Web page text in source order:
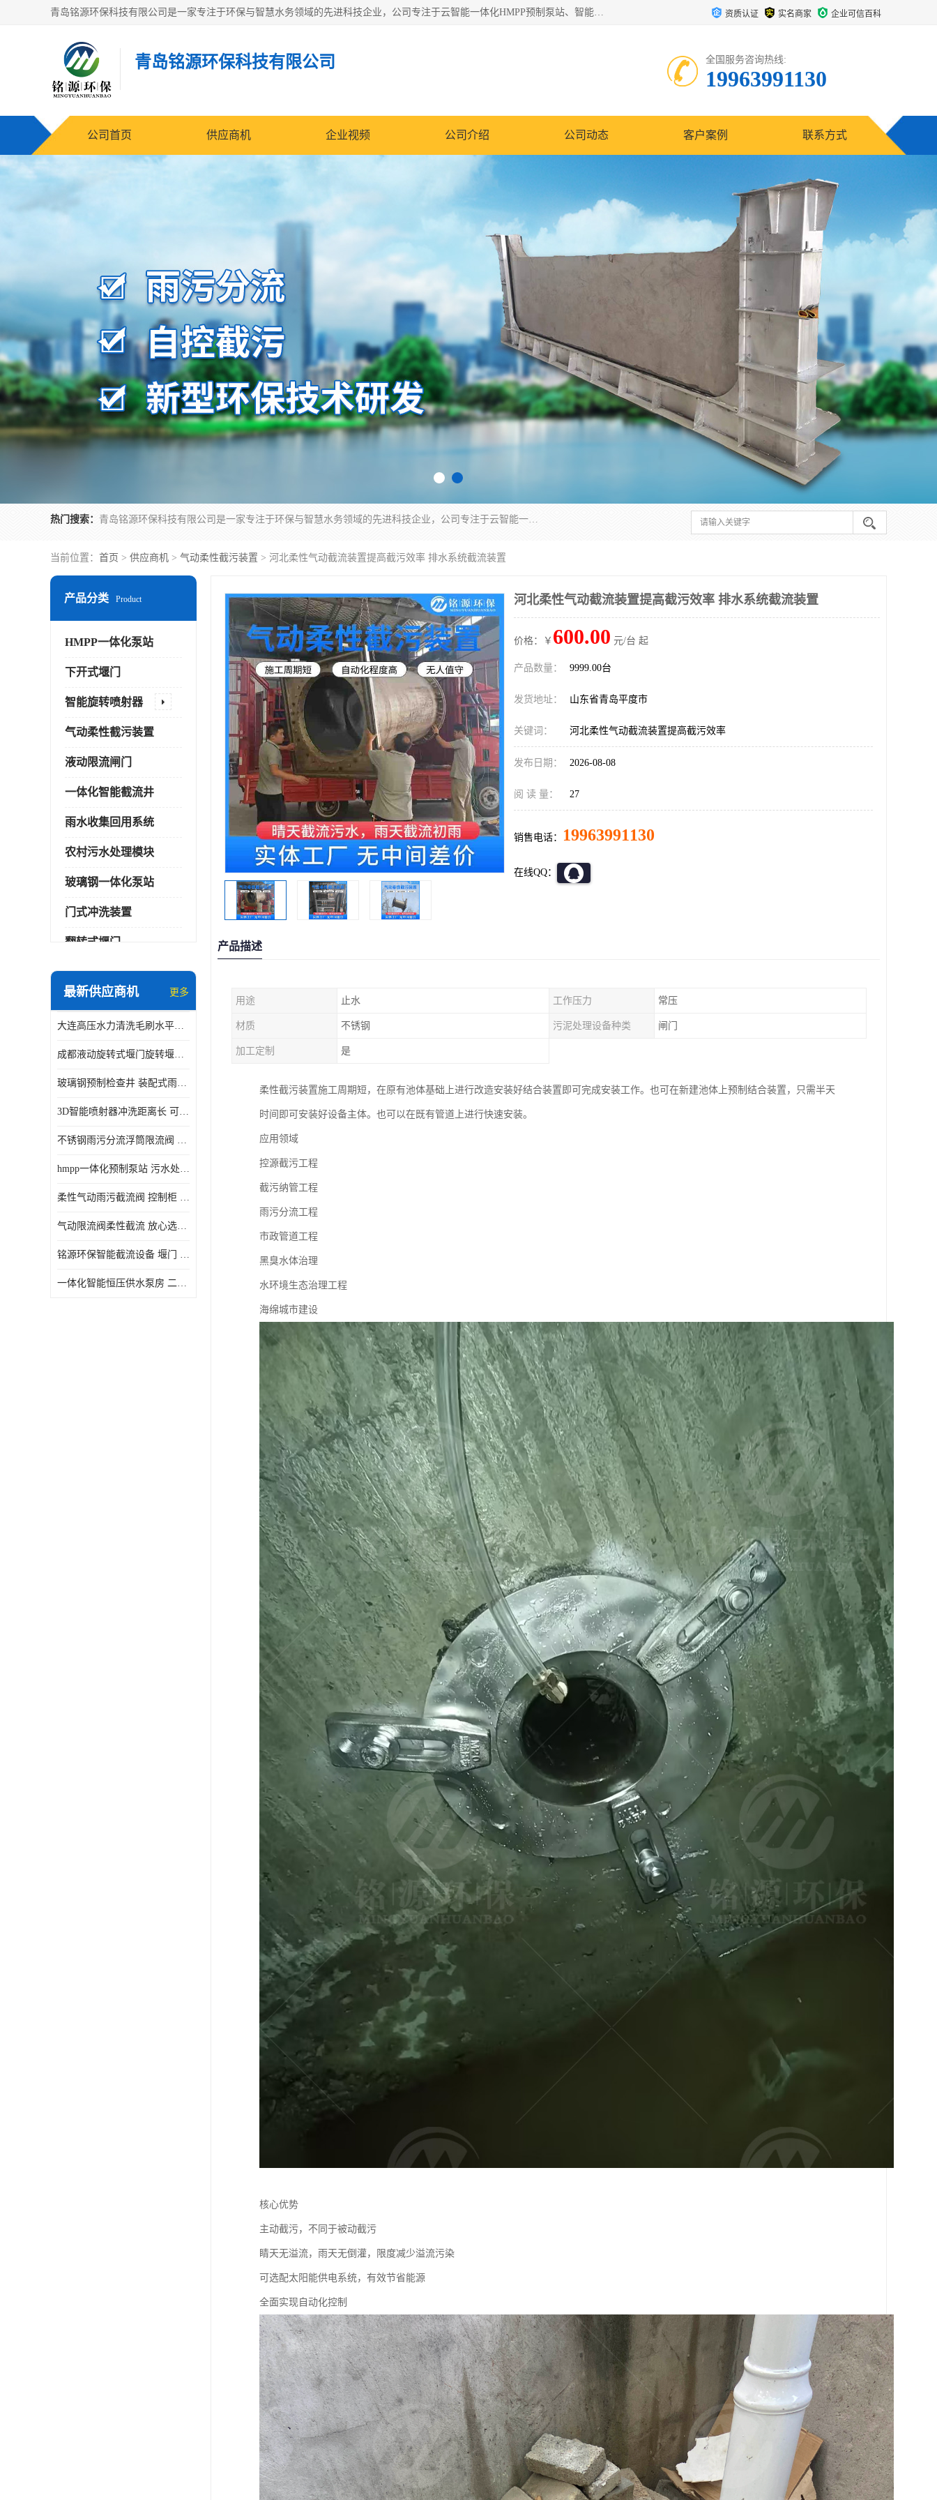
青岛铭源环保科技有限公司是一家专注于环保与智慧水务领域的先进科技企业，公司专注于云智能一体化HMPP预制泵站、智能截流井设备、调蓄池雨洪管理设备、水务循环利用、云智慧水务开发及新型环保技术研发等领域。 资质认证 实名商家 企业可信百科
青岛铭源环保科技有限公司 全国服务咨询热线:
19963991130
公司首页 供应商机 企业视频 公司介绍 公司动态 客户案例 联系方式
热门搜索： 青岛铭源环保科技有限公司是一家专注于环保与智慧水务领域的先进科技企业，公司专注于云智能一体化HMPP预制泵站、智能截流井设备、调蓄池雨洪管理设备、水务循环利用、云智慧水务开发及新型环保技术研发等领域。
当前位置： 首页 > 供应商机 > 气动柔性截污装置 > 河北柔性气动截流装置提高截污效率 排水系统截流装置
产品分类 Product
HMPP一体化泵站
下开式堰门
智能旋转喷射器
气动柔性截污装置
液动限流闸门
一体化智能截流井
雨水收集回用系统
农村污水处理模块
玻璃钢一体化泵站
门式冲洗装置
翻转式堰门
智能一体化雨水泵站
智能一体化供水泵房
智能一体化净水设备
最新供应商机 更多
大连高压水力清洗毛刷水平自清洁滚刷 水力自动冲洗系统 水力清洗
成都液动旋转式堰门旋转堰门 自动控制 SUS304
玻璃钢预制检查井 装配式雨水污水井 初期弃流井 源头厂家
3D智能喷射器冲洗距离长 可270度旋转 高强度水压远距离喷洗
不锈钢雨污分流浮筒限流阀 DN150-DN1000 品质可信
hmpp一体化预制泵站 污水处理系统 乡镇学校市政排水 厂家供应
柔性气动雨污截流阀 控制柜 远程控制安全性高检修方便
气动限流阀柔性截流 放心选购 控源截污铭源环保
铭源环保智能截流设备 堰门 铸铁调节闸门作用 源头商家 可定制
一体化智能恒压供水泵房 二次加压供水设备户外智慧泵房
河北柔性气动截流装置提高截污效率 排水系统截流装置
价格：￥ 600.00 元/台 起
产品数量： 9999.00台
发货地址： 山东省青岛平度市
关键词： 河北柔性气动截流装置提高截污效率
发布日期： 2026-08-08
阅 读 量： 27
销售电话： 19963991130
在线QQ：
产品描述
用途 止水 工作压力 常压
材质 不锈钢 污泥处理设备种类 闸门
加工定制 是
柔性截污装置施工周期短，在原有池体基础上进行改造安装好结合装置即可完成安装工作。也可在新建池体上预制结合装置，只需半天
时间即可安装好设备主体。也可以在既有管道上进行快速安装。
应用领域
控源截污工程
截污纳管工程
雨污分流工程
市政管道工程
黑臭水体治理
水环境生态治理工程
海绵城市建设
核心优势
主动截污，不同于被动截污
睛天无溢流，雨天无倒灌，限度减少溢流污染
可选配太阳能供电系统，有效节省能源
全面实现自动化控制